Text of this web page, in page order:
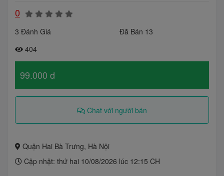
0
3 Đánh Giá
Đã Bán 13
404
99.000 đ
Chat với người bán
Quận Hai Bà Trưng, Hà Nội
Cập nhật: thứ hai 10/08/2026 lúc 12:15 CH